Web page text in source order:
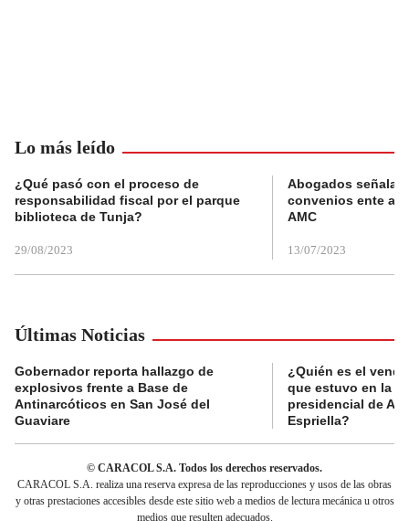
Lo más leído
¿Qué pasó con el proceso de
responsabilidad fiscal por el parque
biblioteca de Tunja?
29/08/2023
Abogados
convenios ente
AMC
13/07/2023
Últimas Noticias
Gobernador reporta hallazgo de
explosivos frente a Base de
Antinarcóticos en San José del
Guaviare
¿Quién es el
que estuvo en la
presidencial de
Espriella?
© CARACOL S.A. Todos los derechos reservados.
CARACOL S.A. realiza una reserva expresa de las reproducciones y usos de las obras
y otras prestaciones accesibles desde este sitio web a medios de lectura mecánica u otros
medios que resulten adecuados.